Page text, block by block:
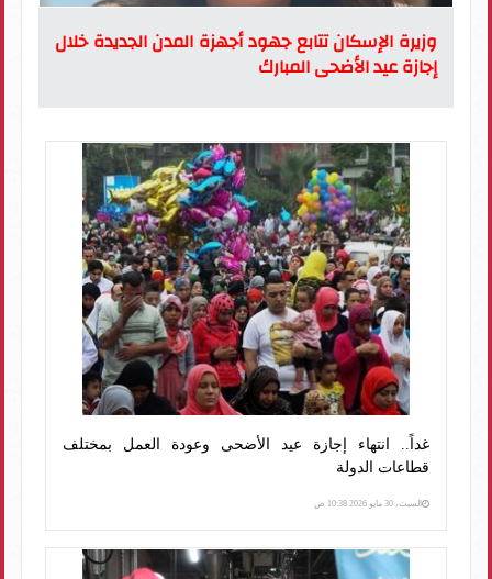
وزيرة الإسكان تتابع جهود أجهزة المدن الجديدة خلال
إجازة عيد الأضحى المبارك
غداً.. انتهاء إجازة عيد الأضحى وعودة العمل بمختلف
قطاعات الدولة
السبت، 30 مايو 2026 10:38 ص